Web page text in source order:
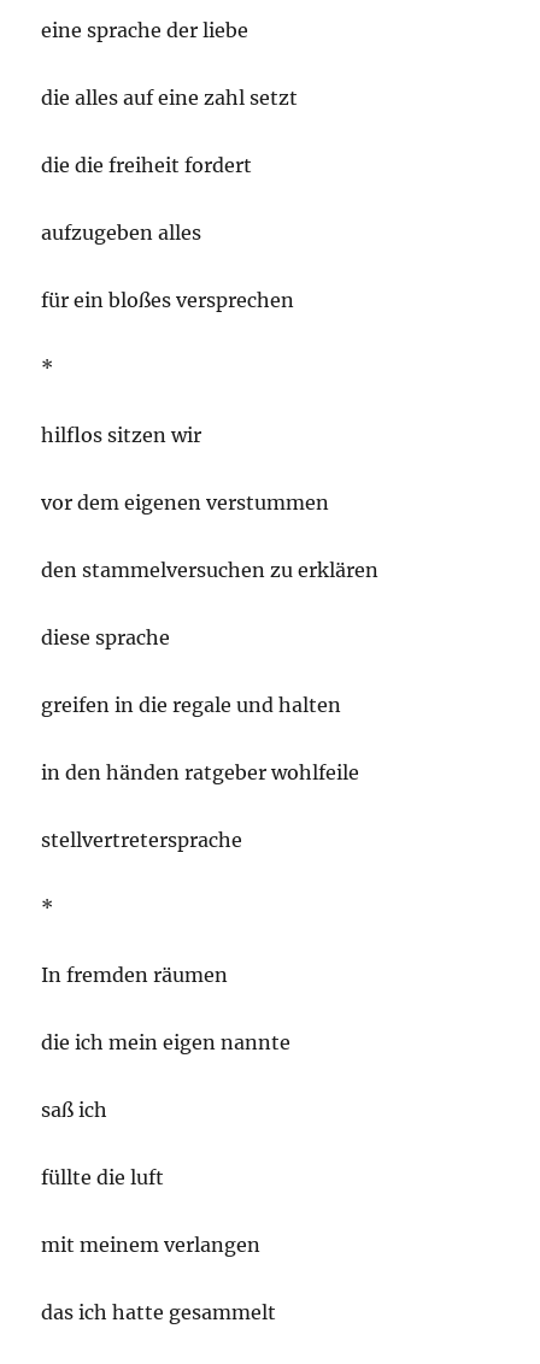
eine sprache der liebe
die alles auf eine zahl setzt
die die freiheit fordert
aufzugeben alles
für ein bloßes versprechen
*
hilflos sitzen wir
vor dem eigenen verstummen
den stammelversuchen zu erklären
diese sprache
greifen in die regale und halten
in den händen ratgeber wohlfeile
stellvertretersprache
*
In fremden räumen
die ich mein eigen nannte
saß ich
füllte die luft
mit meinem verlangen
das ich hatte gesammelt